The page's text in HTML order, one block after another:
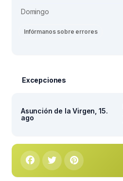
Domingo
Infórmanos sobre errores
Excepciones
Asunción de la Virgen, 15.
ago